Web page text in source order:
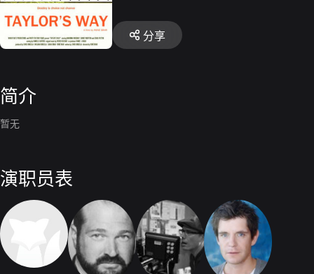
分享
简介
暂无
演职员表